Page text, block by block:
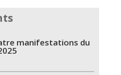
manifestations du